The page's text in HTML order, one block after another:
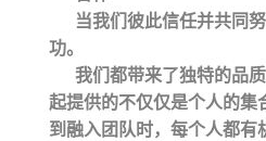
当我们彼此信任并共同
功。
我们都带来了独特的品
起提供的不仅仅是个人的集
到融入团队时，每个人都有